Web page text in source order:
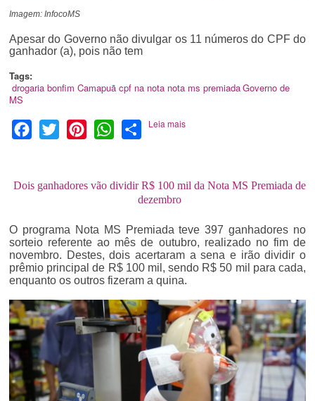
Imagem: InfocoMS
Apesar do Governo não divulgar os 11 números do CPF do
ganhador (a), pois não tem
Tags:
drogaria bonfim Camapuã cpf na nota nota ms premiada Governo de
MS
Facebook
Twitter PinterestWhatsApp
Share
Leia mais
Dois ganhadores vão dividir R$ 100 mil da Nota MS Premiada de
dezembro
O programa Nota MS Premiada teve 397 ganhadores no
sorteio referente ao mês de outubro, realizado no fim de
novembro. Destes, dois acertaram a sena e irão dividir o
prêmio principal de R$ 100 mil, sendo R$ 50 mil para cada,
enquanto os outros fizeram a quina.